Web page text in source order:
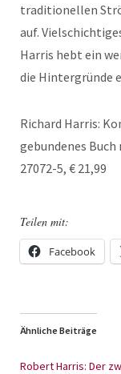
traditionellen
auf.
Harris hebt ein
die Hintergründe
Richard Harris:
gebundenes
27072-5, € 21,99
Teilen mit:
Facebook
Ähnliche Beiträge
Robert Harris: Der